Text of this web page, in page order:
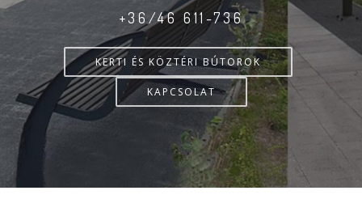
+36/46 611-736
KERTI ÉS KÖZTÉRI BÚTOROK
KAPCSOLAT